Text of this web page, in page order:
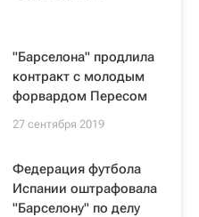
"Барселона" продлила
контракт с молодым
форвардом Пересом
27 сентября 2019
Федерация футбола
Испании оштрафовала
"Барселону" по делу